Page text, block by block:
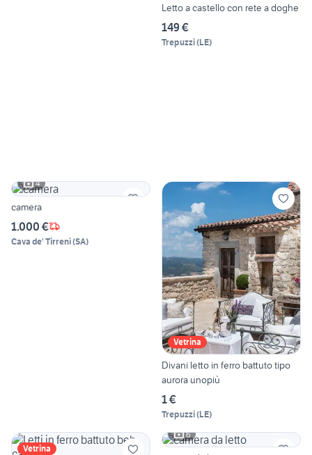
Letto a castello con rete a doghe
149 €
Trepuzzi(LE)
4
camera
1.000 €
Cava de' Tirreni(SA)
Vetrina
Divani letto in ferro battuto tipo
aurora unopiù
1 €
Trepuzzi(LE)
Vetrina
6